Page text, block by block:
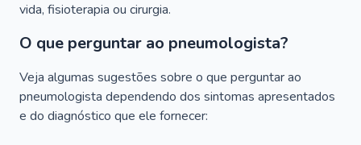
vida, fisioterapia ou cirurgia.
O que perguntar ao pneumologista?
Veja algumas sugestões sobre o que perguntar ao
pneumologista dependendo dos sintomas apresentados
e do diagnóstico que ele fornecer: